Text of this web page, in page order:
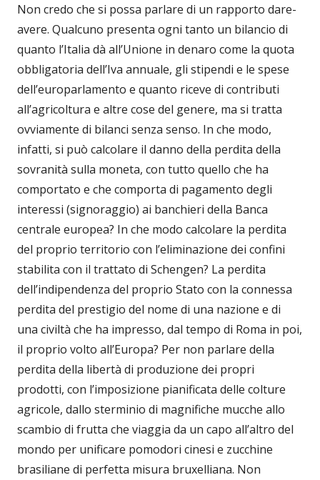
Non credo che si possa parlare di un rapporto dare-
avere. Qualcuno presenta ogni tanto un bilancio di
quanto l’Italia dà all’Unione in denaro come la quota
obbligatoria dell’Iva annuale, gli stipendi e le spese
dell’europarlamento e quanto riceve di contributi
all’agricoltura e altre cose del genere, ma si tratta
ovviamente di bilanci senza senso. In che modo,
infatti, si può calcolare il danno della perdita della
sovranità sulla moneta, con tutto quello che ha
comportato e che comporta di pagamento degli
interessi (signoraggio) ai banchieri della Banca
centrale europea? In che modo calcolare la perdita
del proprio territorio con l’eliminazione dei confini
stabilita con il trattato di Schengen? La perdita
dell’indipendenza del proprio Stato con la connessa
perdita del prestigio del nome di una nazione e di
una civiltà che ha impresso, dal tempo di Roma in poi,
il proprio volto all’Europa? Per non parlare della
perdita della libertà di produzione dei propri
prodotti, con l’imposizione pianificata delle colture
agricole, dallo sterminio di magnifiche mucche allo
scambio di frutta che viaggia da un capo all’altro del
mondo per unificare pomodori cinesi e zucchine
brasiliane di perfetta misura bruxelliana. Non